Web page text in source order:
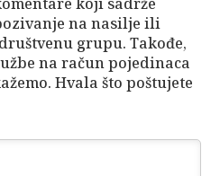
na nasilje ili
grupu. Takođe,
na račun pojedinaca
Hvala što poštujete